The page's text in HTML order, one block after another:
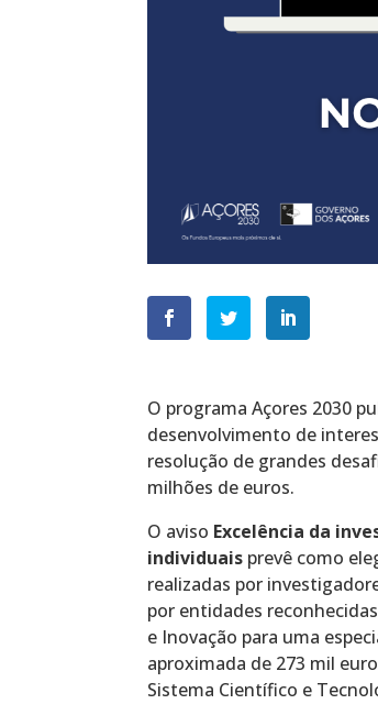
O programa Açores 2030
desenvolvimento de
resolução de grandes
milhões de euros.
O aviso Excelência da
individuais prevê como
realizadas por
por entidades
e Inovação para uma
aproximada de 273 mil
Sistema Científico e